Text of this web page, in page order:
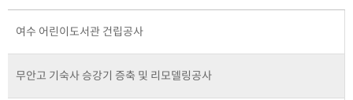
여수 어린이도서관 건립공사
무안고 기숙사 승강기 증축 및 리모델링공사